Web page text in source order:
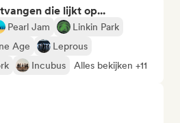
die lijkt op...
Pearl Jam
Linkin Park
Age
Leprous
Incubus Alles bekijken +11